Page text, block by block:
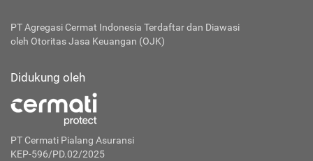
PT Agregasi Cermat Indonesia Terdaftar dan Diawasi
oleh Otoritas Jasa Keuangan (OJK)
Didukung oleh
PT Cermati Pialang Asuransi
KEP-596/PD.02/2025